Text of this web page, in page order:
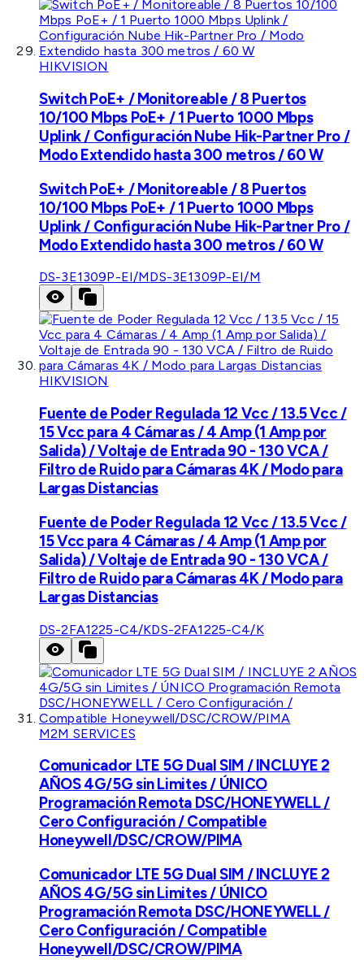
HIKVISION
Switch PoE+ / Monitoreable / 8 Puertos
10/100 Mbps PoE+ / 1 Puerto 1000 Mbps
Uplink / Configuración Nube Hik-Partner Pro /
Modo Extendido hasta 300 metros / 60 W
Switch PoE+ / Monitoreable / 8 Puertos
10/100 Mbps PoE+ / 1 Puerto 1000 Mbps
Uplink / Configuración Nube Hik-Partner Pro /
Modo Extendido hasta 300 metros / 60 W
DS-3E1309P-EI/MDS-3E1309P-EI/M
HIKVISION
Fuente de Poder Regulada 12 Vcc / 13.5 Vcc /
15 Vcc para 4 Cámaras / 4 Amp (1 Amp por
Salida) / Voltaje de Entrada 90 - 130 VCA /
Filtro de Ruido para Cámaras 4K / Modo para
Largas Distancias
Fuente de Poder Regulada 12 Vcc / 13.5 Vcc /
15 Vcc para 4 Cámaras / 4 Amp (1 Amp por
Salida) / Voltaje de Entrada 90 - 130 VCA /
Filtro de Ruido para Cámaras 4K / Modo para
Largas Distancias
DS-2FA1225-C4/KDS-2FA1225-C4/K
M2M SERVICES
Comunicador LTE 5G Dual SIM / INCLUYE 2
AÑOS 4G/5G sin Limites / ÚNICO
Programación Remota DSC/HONEYWELL /
Cero Configuración / Compatible
Honeywell/DSC/CROW/PIMA
Comunicador LTE 5G Dual SIM / INCLUYE 2
AÑOS 4G/5G sin Limites / ÚNICO
Programación Remota DSC/HONEYWELL /
Cero Configuración / Compatible
Honeywell/DSC/CROW/PIMA